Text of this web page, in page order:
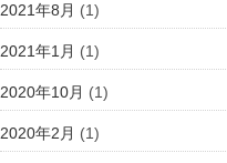
2021年8月 (1)
2021年1月 (1)
2020年10月 (1)
2020年2月 (1)